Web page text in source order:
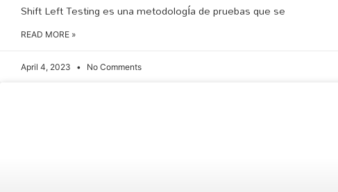
Shift Left Testing es una metodología de pruebas que se
READ MORE »
April 4, 2023 No Comments